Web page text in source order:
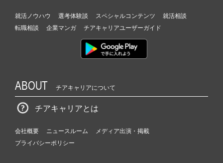
就活ノウハウ 選考体験談 スペシャルコンテンツ
就活相談
転職相談
企業マンガ チアキャリアユーザーガイド
ABOUT チアキャリアについて
チアキャリアとは
会社概要 ニュースルーム
メディア出演・掲載
プライバシーポリシー